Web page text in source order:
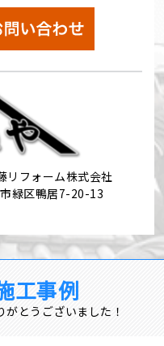
リフォーム株式会社
緑区鴨居7-20-13
工事例
とうございました！